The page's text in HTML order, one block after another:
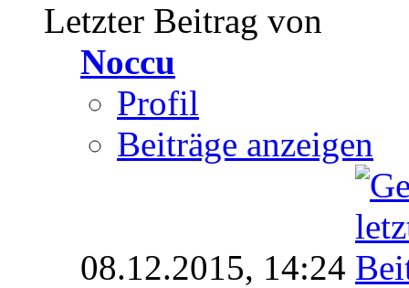
Letzter Beitrag von
Noccu
Profil
Beiträge anzeigen
08.12.2015, 14:24